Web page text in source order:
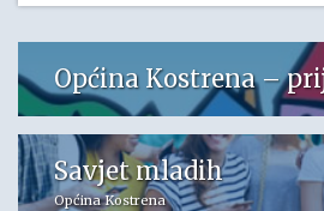
Općina Kostrena –
Savjet mladih
Općina Kostrena